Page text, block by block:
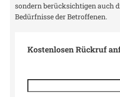
sondern berücksichtigen auch
Bedürfnisse der Betroffenen.
Kostenlosen Rückruf